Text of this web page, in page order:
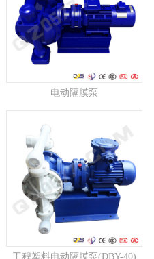
电动隔膜泵
工程塑料电动隔膜泵(DBY-40)